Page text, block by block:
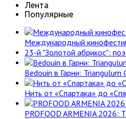
Лента
Популярные
Международный
23-й "Золотой абрикос":
Bedouin в Гарни:
Нить от «Спартака» до
PROFOOD ARMENIA